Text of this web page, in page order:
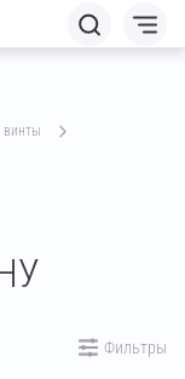
винты
Фильтры